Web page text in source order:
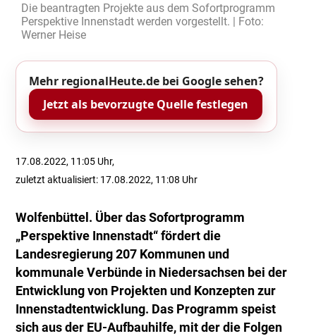
Die beantragten Projekte aus dem Sofortprogramm
Perspektive Innenstadt werden vorgestellt. | Foto:
Werner Heise
Mehr regionalHeute.de bei Google sehen?
Jetzt als bevorzugte Quelle festlegen
17.08.2022, 11:05 Uhr,
zuletzt aktualisiert: 17.08.2022, 11:08 Uhr
Wolfenbüttel. Über das Sofortprogramm
„Perspektive Innenstadt“ fördert die
Landesregierung 207 Kommunen und
kommunale Verbünde in Niedersachsen bei der
Entwicklung von Projekten und Konzepten zur
Innenstadtentwicklung. Das Programm speist
sich aus der EU-Aufbauhilfe, mit der die Folgen